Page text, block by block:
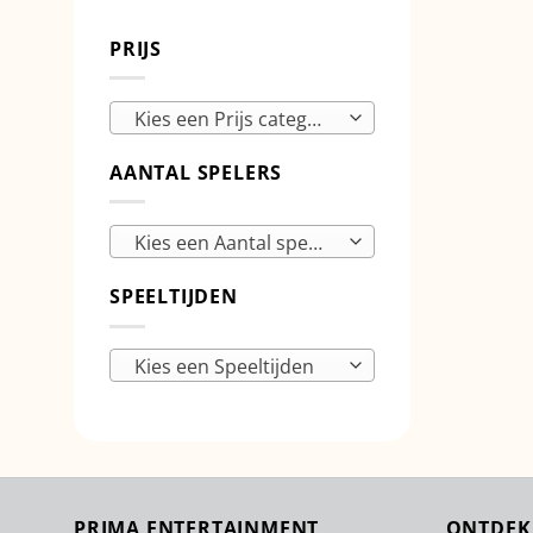
PRIJS
Kies een Prijs categorie
AANTAL SPELERS
Kies een Aantal spelers
SPEELTIJDEN
Kies een Speeltijden